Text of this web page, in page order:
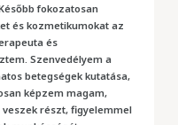
fokozatosan
és kozmetikumokat az
és
Szenvedélyem a
betegségek kutatása,
képzem magam,
részt, figyelemmel